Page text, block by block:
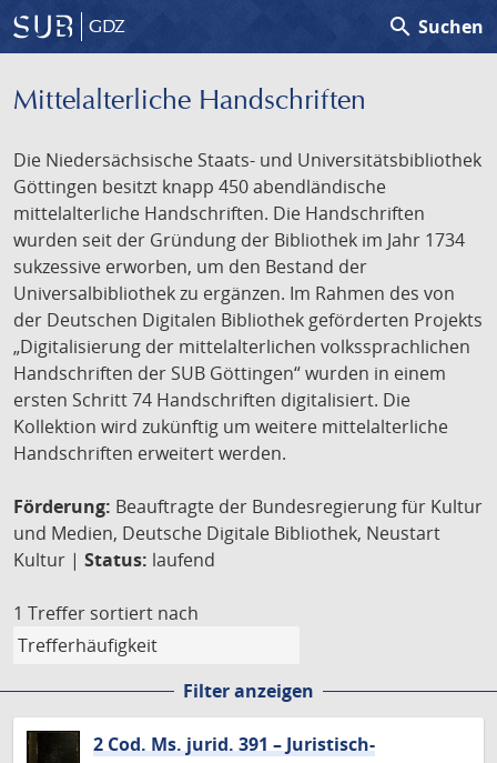
GDZ search Suchen
Mittelalterliche Handschriften
Die Niedersächsische Staats- und Universitätsbibliothek
Göttingen besitzt knapp 450 abendländische
mittelalterliche Handschriften. Die Handschriften
wurden seit der Gründung der Bibliothek im Jahr 1734
sukzessive erworben, um den Bestand der
Universalbibliothek zu ergänzen. Im Rahmen des von
der Deutschen Digitalen Bibliothek geförderten Projekts
„Digitalisierung der mittelalterlichen volkssprachlichen
Handschriften der SUB Göttingen“ wurden in einem
ersten Schritt 74 Handschriften digitalisiert. Die
Kollektion wird zukünftig um weitere mittelalterliche
Handschriften erweitert werden.
Förderung: Beauftragte der Bundesregierung für Kultur
und Medien, Deutsche Digitale Bibliothek, Neustart
Kultur | Status: laufend
1 Treffer sortiert nach
Filter anzeigen
2 Cod. Ms. jurid. 391 – Juristisch-